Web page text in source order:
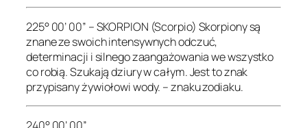
225° 00’ 00” – SKORPION (Scorpio) Skorpiony są
znane ze swoich intensywnych odczuć,
determinacji i silnego zaangażowania we wszystko
co robią. Szukają dziury w całym. Jest to znak
przypisany żywiołowi wody. – znaku zodiaku.